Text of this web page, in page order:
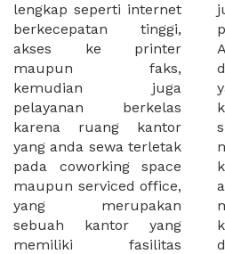
lengkap seperti internet
berkecepatan tinggi,
akses ke printer
maupun faks,
kemudian juga
pelayanan berkelas
karena ruang kantor
yang anda sewa terletak
pada coworking space
maupun serviced office,
yang merupakan
sebuah kantor yang
memiliki fasilitas
juga mempermudah
proses sewa kantor
Anda, karena anda
dapat memilih kantor
yang akan anda sewa,
kemudian Anda dapat
survey atau
mengunjungi calon
kantor Anda, semuanya
akan dibuat lebih
mudah untuk sewa
kantor terbaik Anda,
dan juga sewa kantor